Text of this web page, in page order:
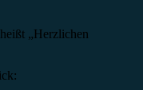
„Herzlichen